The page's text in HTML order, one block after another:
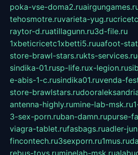
poka-vse-doma2.ru
tehosmotre.ruvarieta-yug.ru
raytor-d.ruatillagunn.ru3d-file.ru
1xbeticricetc1xbetti5.ruuafoot-
store-brawl-stars.rukts-services.ru
sindika-01.rusp-life.rux-legion.ru
e-abis-1-c.rusindika01.ruvenda-
store-brawlstars.ru
antenna-highly.rumine-lab-msk.ru
3-sex-porn.ruban-damn.rupurse-
viagra-tablet.rufasbags.ruadler-
fincontech.ru3sexporn.ru1mus.ru